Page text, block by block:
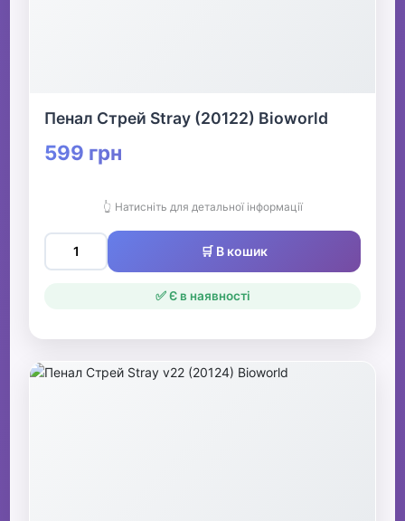
Пенал Стрей Stray (20122) Bioworld
599 грн
👆 Натисніть для детальної інформації
🛒 В кошик
✅ Є в наявності